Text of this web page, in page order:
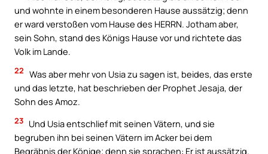
und wohnte in einem besonderen Hause aussätzig; denn
er ward verstoßen vom Hause des HERRN. Jotham aber,
sein Sohn, stand des Königs Hause vor und richtete das
Volk im Lande.
22 Was aber mehr von Usia zu sagen ist, beides, das erste
und das letzte, hat beschrieben der Prophet Jesaja, der
Sohn des Amoz.
23 Und Usia entschlief mit seinen Vätern, und sie
begruben ihn bei seinen Vätern im Acker bei dem
Begräbnis der Könige; denn sie sprachen: Er ist aussätzig.